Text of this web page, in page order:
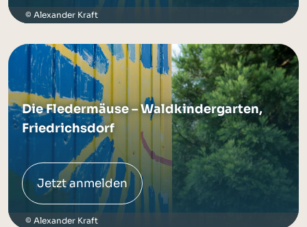
Alexander Kraft
Die Fledermäuse – Waldkindergarten,
Friedrichsdorf
Jetzt anmelden
Alexander Kraft